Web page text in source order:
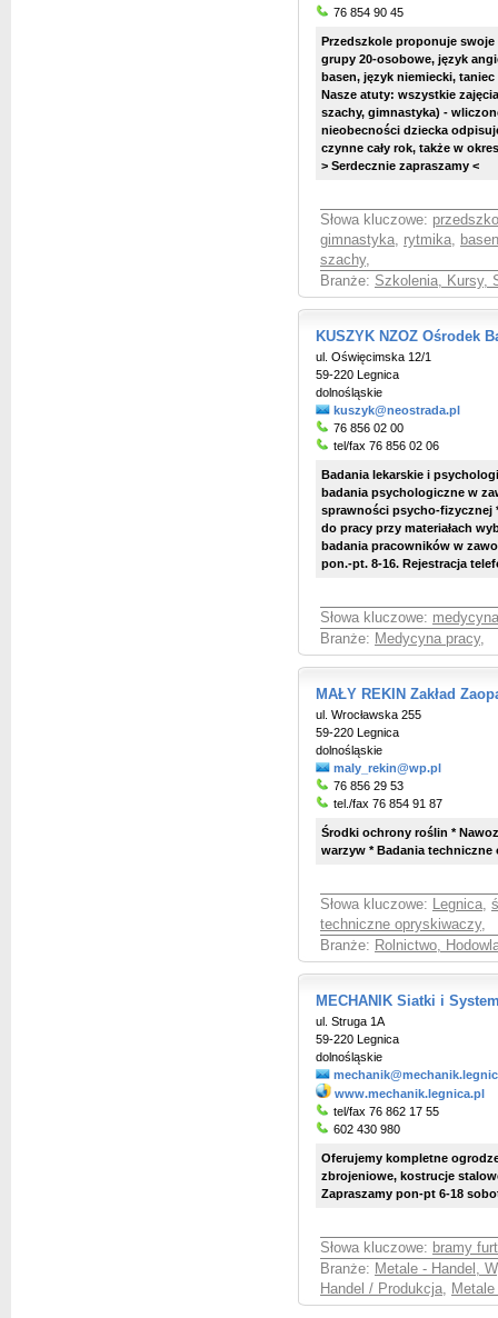
76 854 90 45
Przedszkole proponuje
grupy 20-osobowe, język
basen, język niemiecki, taniec
Nasze atuty: wszystkie
szachy, gimnastyka) -
nieobecności dziecka
czynne cały rok, także w
> Serdecznie zapraszamy <
Słowa kluczowe:
gimnastyka, rytmika, basen
szachy,
Branże: Szkolenia, Kursy,
KUSZYK NZOZ Ośrodek
ul. Oświęcimska 12/1
59-220 Legnica
dolnośląskie
kuszyk@neostrada.pl
76 856 02 00
tel/fax 76 856 02 06
Badania lekarskie i
badania psychologiczne w
sprawności psycho-fizycznej
do pracy przy materiałach
badania pracowników w
pon.-pt. 8-16. Rejestracja
Słowa kluczowe:
Branże: Medycyna pracy,
MAŁY REKIN Zakład
ul. Wrocławska 255
59-220 Legnica
dolnośląskie
maly_rekin@wp.pl
76 856 29 53
tel./fax 76 854 91 87
Środki ochrony roślin *
warzyw * Badania techniczne
Słowa kluczowe: Legnica,
techniczne opryskiwaczy,
Branże: Rolnictwo,
MECHANIK Siatki i
ul. Struga 1A
59-220 Legnica
dolnośląskie
www.mechanik.legnica.pl
tel/fax 76 862 17 55
602 430 980
Oferujemy kompletne
zbrojeniowe, kostrucje
Zapraszamy pon-pt 6-18
Słowa kluczowe: bramy
Branże: Metale - Handel,
Handel / Produkcja,